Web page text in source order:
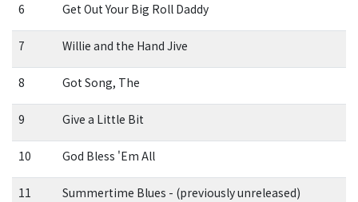
6 Get Out Your Big Roll Daddy
7 Willie and the Hand Jive
8 Got Song, The
9 Give a Little Bit
10 God Bless 'Em All
11 Summertime Blues - (previously unreleased)